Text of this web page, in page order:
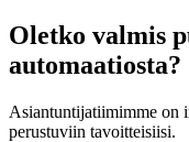
Oletko valmis
automaatiosta?
Asiantuntijatiimimme on
perustuviin tavoitteisiisi.